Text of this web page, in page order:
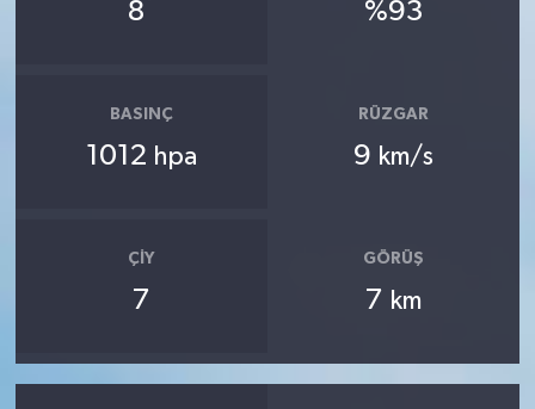
8 %93
BASINÇ
1012 hpa
RÜZGAR
9 km/s
ÇIY
7
GÖRÜŞ
7 km